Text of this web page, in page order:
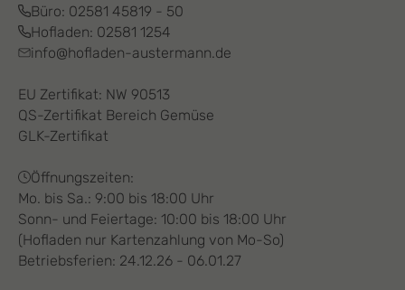
Büro: 02581 45819 - 50
Hofladen: 02581 1254
info@hofladen-austermann.de
EU Zertifikat: NW 90513
QS-Zertifikat Bereich Gemüse
GLK-Zertifikat
Öffnungszeiten:
Mo. bis Sa.: 9:00 bis 18:00 Uhr
Sonn- und Feiertage: 10:00 bis 18:00 Uhr
(Hofladen nur Kartenzahlung von Mo-So)
Betriebsferien: 24.12.26 - 06.01.27